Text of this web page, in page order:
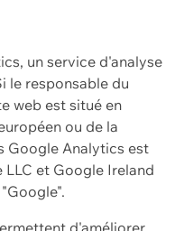
un service d'analyse
le responsable du
web est situé en
ou de la
Google Analytics est
et Google Ireland